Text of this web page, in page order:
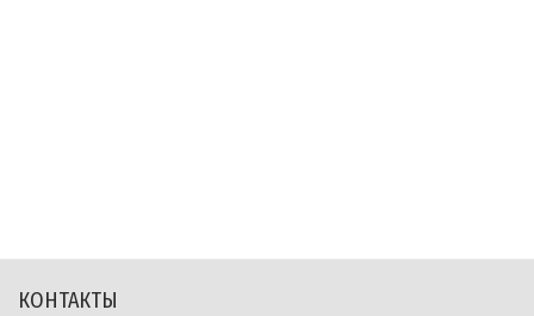
КОНТАКТЫ